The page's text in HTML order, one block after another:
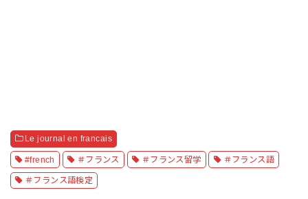
Le journal en francais
#french ＃フランス ＃フランス留学 ＃フランス語
＃フランス語検定